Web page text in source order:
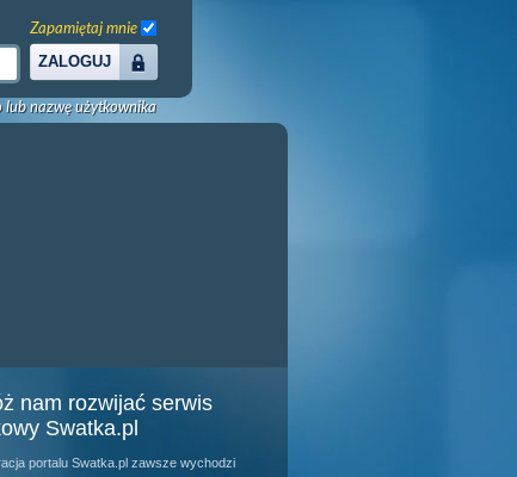
ZALOGUJ
Zapamiętaj mnie
lub nazwę użytkownika
nam rozwijać serwis
Swatka.pl
portalu Swatka.pl zawsze wychodzi